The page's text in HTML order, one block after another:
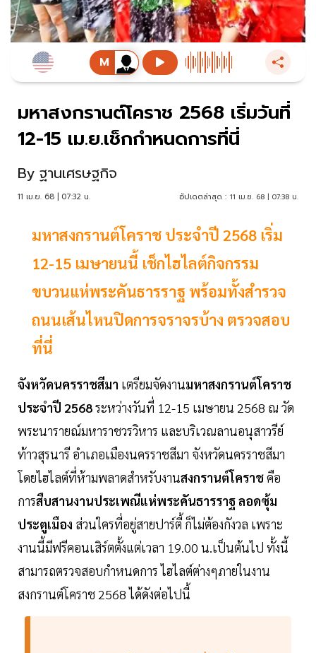
มหาสงกรานต์โคราช 2568 เริ่มวันที่
12-15 เม.ย.เช็กกำหนดการที่นี่
By ฐานเศรษฐกิจ
11 เม.ย. 68 | 07:32 น. อัปเดตล่าสุด : 11 เม.ย. 68 | 07:38 น.
มหาสงกรานต์โคราช ประจำปี 2568 เริ่ม
12-15 เมษายนนี้ เช็กไฮไลต์กิจกรรม
ขบวนแห่พระคันธารราฐ พร้อมทั้งสำรวจ
ถนนเส้นไหนปิดการจราจรบ้าง ตรวจสอบ
ที่นี่
จังหวัดนครราชสีมา เตรียมจัดงานมหาสงกรานต์โคราช
ประจำปี 2568ระหว่างวันที่ 12-15 เมษายน 2568 ณ วัด
พระนารายณ์มหาราชวรวิหาร และบริเวณลานอนุสาวรีย์
ท้าวสุรนารี อำเภอเมืองนครราชสีมา จังหวัดนครราชสีมา
โดยไฮไลต์ที่ห้ามพลาดสำหรับงานสงกรานต์โคราชคือ
การสืบสานงานประเพณีแห่พระคันธารราฐ ลอดซุ้ม
ประตูเมือง ส่วนใครที่อยู่สายปาร์ตี้ ก็ไม่ต้องกังวล เพราะ
งานนี้มีฟรีคอนเสิร์ตตั้งแต่เวลา 19.00 น.เป็นต้นไป ทั้งนี้
สามารถตรวจสอบกำหนดการ ไฮไลต์ต่างๆภายในงาน
สงกรานต์โคราช 2568 ได้ดังต่อไปนี้